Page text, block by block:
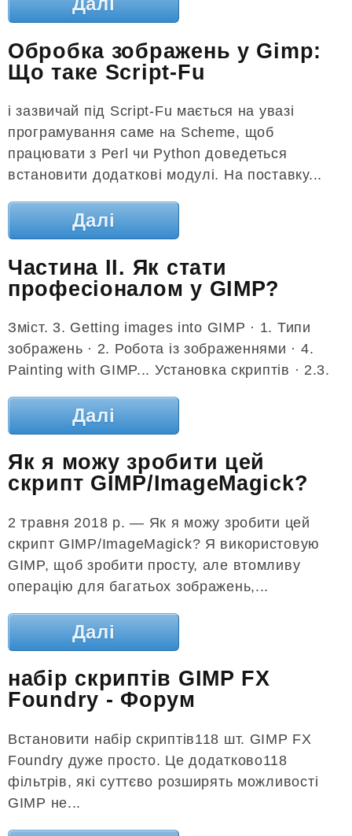
Обробка зображень у Gimp:
Що таке Script-Fu
і зазвичай під Script-Fu мається на увазі
програмування саме на Scheme, щоб
працювати з Perl чи Python доведеться
встановити додаткові модулі. На поставку...
Далі
Частина ІІ. Як стати
професіоналом у GIMP?
Зміст. 3. Getting images into GIMP · 1. Типи
зображень · 2. Робота із зображеннями · 4.
Painting with GIMP... Установка скриптів · 2.3.
Далі
Як я можу зробити цей
скрипт GIMP/ImageMagick?
2 травня 2018 р. — Як я можу зробити цей
скрипт GIMP/ImageMagick? Я використовую
GIMP, щоб зробити просту, але втомливу
операцію для багатьох зображень,...
Далі
набір скриптів GIMP FX
Foundry - Форум
Встановити набір скриптів118 шт. GIMP FX
Foundry дуже просто. Це додатково118
фільтрів, які суттєво розширять можливості
GIMP не...